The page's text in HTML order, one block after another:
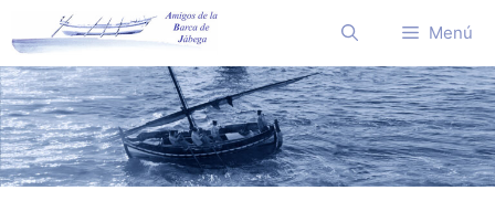
al
contenido
Menú